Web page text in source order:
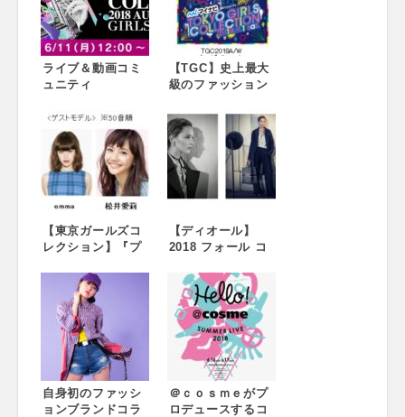
ライブ＆動画コミ
ュニティ
が『関西コレクシ
ョン 2018A/W』の
出演権をかけたコ
ンテストを開催！
MixChannel
presents ライバー
スペシャルステー
ジを用意！ 国内最
大級のファッショ
ント『KANSAI
COLLECTION
2018 AUTUMN &
WINTER』スペシ
ャルステージにコ
ンテスト入賞者6名
(女性・男性各3名)
が出演
【TGC】史上最大
級のファッション
ナビ presents 第
27回 東京ガールズ
コレクション 2018
AUTUMN/WINTER
』開催のお知らせ
～2018年9月1日
まスーパーアリー
ナ～
【東京ガールズコ
レクション】『プ
ターナショナル
presents TGC
TOYAMA 2018 by
TOKYO GIRLS
COLLECTION』追
加情報のお知らせ
ゲストモデルに
emma、松井愛
莉、八木アリサ、
【ディオール】
2018 フォール コ
を纏ったジェニフ
ァー・ローレンス
Dior 2018 FALL
COLLECTION
自身初のファッシ
ョンブランドコラ
＠ｃｏｓｍｅがプ
ロデュースするコ